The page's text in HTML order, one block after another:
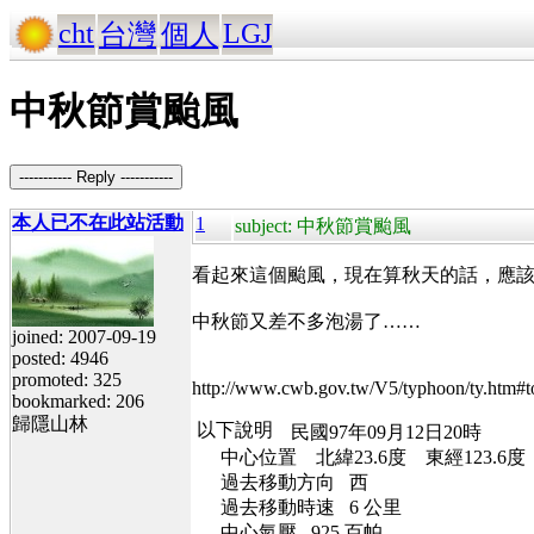
cht 台灣個人 LGJ
中秋節賞颱風
----------- Reply -----------
本人已不在此站活動
joined: 2007-09-19
posted: 4946
promoted: 325
bookmarked: 206
歸隱山林
1 subject: 中秋節賞颱風
看起來這個颱風，現在算秋天的話，應
中秋節又差不多泡湯了……
http://www.cwb.gov.tw/V5/typhoon/
民國97年09月12日20時
中心位置 北緯23.6度 東經123.6度
過去移動方向 西
過去移動時速 6 公里